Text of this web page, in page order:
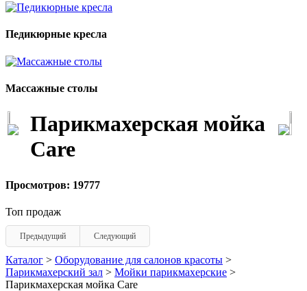
Педикюрные кресла
Массажные столы
Парикмахерская мойка
Care
Просмотров: 19777
Топ продаж
Предыдущий Следующий
Каталог > Оборудование для салонов красоты >
Парикмахерский зал > Мойки парикмахерские >
Парикмахерская мойка Care